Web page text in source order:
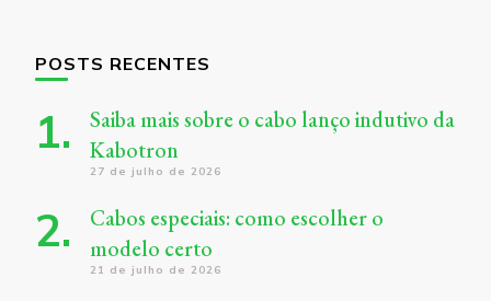
POSTS RECENTES
Saiba mais sobre o cabo lanço indutivo da
Kabotron
27 de julho de 2026
Cabos especiais: como escolher o
modelo certo
21 de julho de 2026